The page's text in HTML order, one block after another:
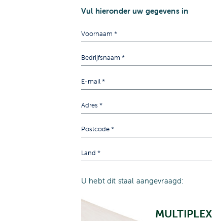
Vul hieronder uw gegevens in
U hebt dit staal aangevraagd: